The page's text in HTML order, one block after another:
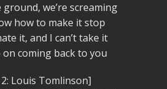
ground, we’re screaming
how to make it stop
it, and I can’t take it
on coming back to you
Louis Tomlinson]